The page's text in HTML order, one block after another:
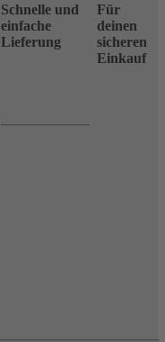
Schnelle und
einfache
Lieferung
Für
deinen
sicheren
Einkauf